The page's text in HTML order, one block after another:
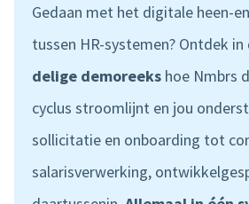
Gedaan met het digitale heen-
tussen HR-systemen? Ontdek in
delige demoreeks hoe Nmbrs
cyclus stroomlijnt en jou
sollicitatie en onboarding tot
salarisverwerking,